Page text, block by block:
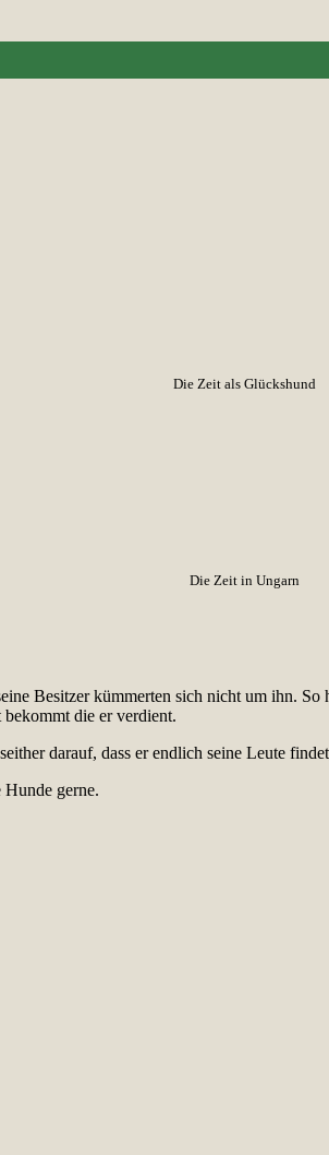
Die Zeit als Glückshund
Die Zeit in Ungarn
Besitzer kümmerten sich nicht um ihn.
die er verdient.
darauf, dass er endlich seine Leute
gerne.